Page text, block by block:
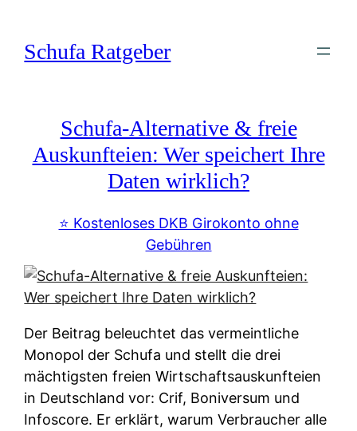
springen
Schufa Ratgeber
Schufa-Alternative & freie
Auskunfteien: Wer speichert Ihre
Daten wirklich?
⭐️ Kostenloses DKB Girokonto ohne
Gebühren
Der Beitrag beleuchtet das vermeintliche
Monopol der Schufa und stellt die drei
mächtigsten freien Wirtschaftsauskunfteien
in Deutschland vor: Crif, Boniversum und
Infoscore. Er erklärt, warum Verbraucher alle